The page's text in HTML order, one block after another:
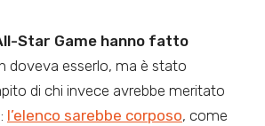
Star Game hanno fatto
doveva esserlo, ma è stato
di chi invece avrebbe meritato
l’elenco sarebbe corposo, come